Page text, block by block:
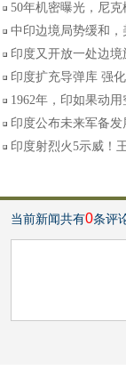
50年机密曝光，尼
中印边境局势缓和，
印度又开放一处边
印度扩充导弹库 强
1962年，印如果动
印度公布未来军备
印度射烈火5示威！
当前新闻共有0条评